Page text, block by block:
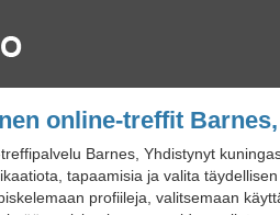
online-treffit
Barnes, Yhdistynyt
tapaamisia ja valita
profiileja, valitsemaan